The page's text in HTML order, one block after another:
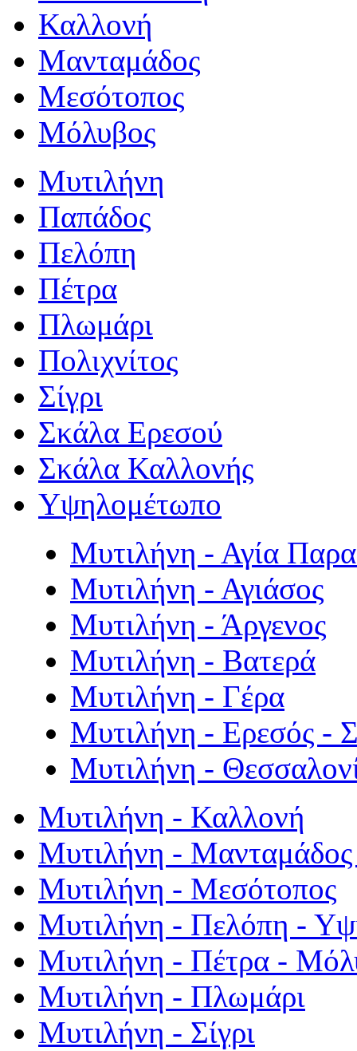
Καλλονή
Μανταμάδος
Μεσότοπος
Μόλυβος
Μυτιλήνη
Παπάδος
Πελόπη
Πέτρα
Πλωμάρι
Πολιχνίτος
Σίγρι
Σκάλα Ερεσού
Σκάλα Καλλονής
Υψηλομέτωπο
Μυτιλήνη - Αγία
Μυτιλήνη - Αγιάσος
Μυτιλήνη - Άργενος
Μυτιλήνη - Βατερά
Μυτιλήνη - Γέρα
Μυτιλήνη - Ερεσός -
Μυτιλήνη -
Μυτιλήνη - Καλλονή
Μυτιλήνη - Μανταμάδος
Μυτιλήνη - Μεσότοπος
Μυτιλήνη - Πελόπη -
Μυτιλήνη - Πέτρα -
Μυτιλήνη - Πλωμάρι
Μυτιλήνη - Σίγρι